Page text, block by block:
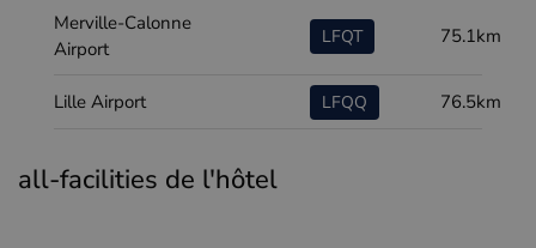
Merville-Calonne
Airport
LFQT 75.1km
Lille Airport LFQQ 76.5km
all-facilities de l'hôtel